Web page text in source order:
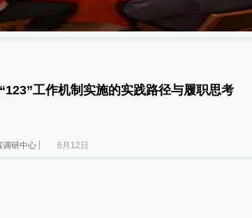
工作机制实施的实践路径与履职思考
调研中心 6月12日